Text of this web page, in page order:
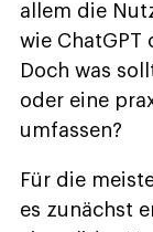
allem die
wie ChatGPT
Doch was
oder eine
umfassen?
Für die
es zunächst